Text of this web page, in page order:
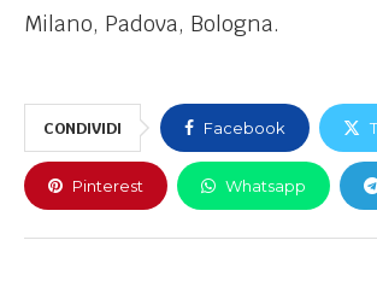
Milano, Padova, Bologna.
CONDIVIDI Facebook
Pinterest Whatsapp